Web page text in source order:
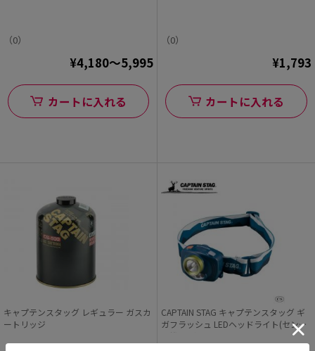
（0）
¥4,180～5,995
カートに入れる
（0）
¥1,793
カートに入れる
キャプテンスタッグ レギュラー ガスカ
ートリッジ
CAPTAIN STAG キャプテンスタッグ ギ
ガフラッシュ LEDヘッドライト(センサ
ー機能付)